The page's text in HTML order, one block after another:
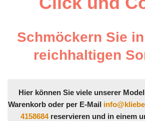
Schmöckern Sie
reichhaltigen
Hier können Sie viele unserer
Warenkorb oder per E-Mail
4158684reservieren und in einem